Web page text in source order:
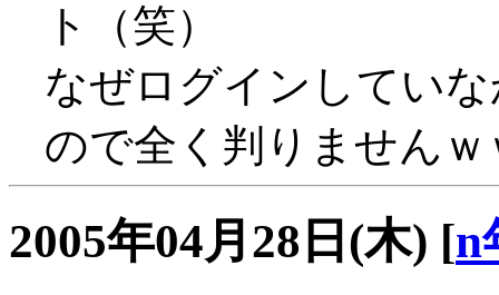
ト（笑）
なぜログインしてい
ので全く判りませんｗ
2005年04月28日(木) [n